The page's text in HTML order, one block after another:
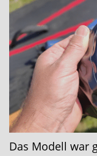
Das Modell war